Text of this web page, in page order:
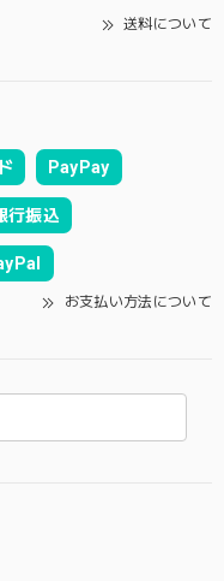
送料について
PayPay
行振込
お支払い方法について